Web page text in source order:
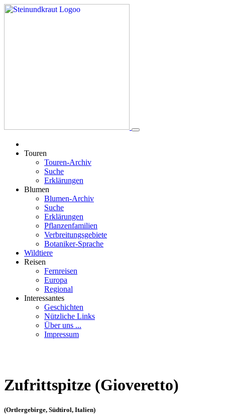
Touren
Touren-Archiv
Suche
Erklärungen
Blumen
Blumen-Archiv
Suche
Erklärungen
Pflanzenfamilien
Verbreitungsgebiete
Botaniker-Sprache
Wildtiere
Reisen
Fernreisen
Europa
Regional
Interessantes
Geschichten
Nützliche Links
Über uns ...
Impressum
Zufrittspitze (Gioveretto)
(Ortlergebirge, Südtirol, Italien)